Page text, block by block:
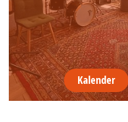
Kalender